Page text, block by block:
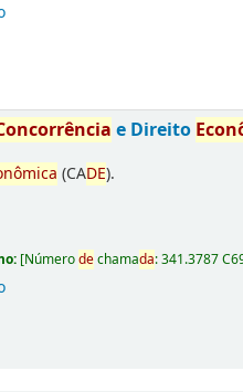
e Direito
(CADE).
[Númerodechamada:341.3787